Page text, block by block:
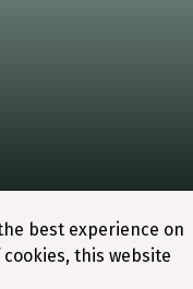
best experience on
this website